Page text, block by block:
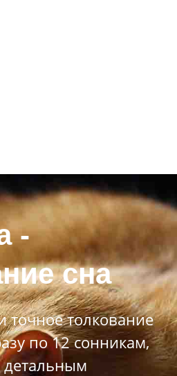
-
сна
точное толкование
по 12 сонникам,